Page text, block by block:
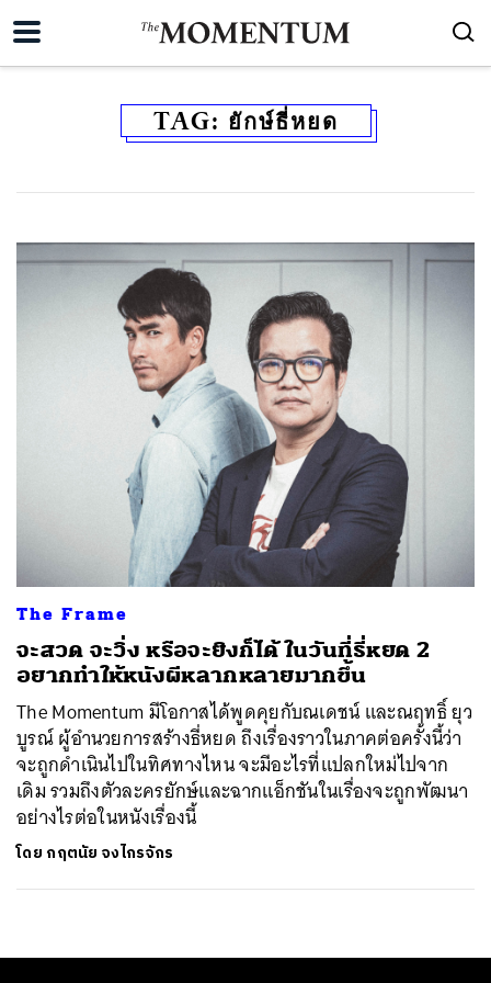
TAG: ยักษ์ธี่หยด
The Frame
จะสวด จะวิ่ง หรือจะยิงก็ได้ ในวันที่ธี่หยด 2
อยากทำให้หนังผีหลากหลายมากขึ้น
The Momentum มีโอกาสได้พูดคุยกับณเดชน์ และณฤทธิ์ ยุว
บูรณ์ ผู้อำนวยการสร้างธี่หยด ถึงเรื่องราวในภาคต่อครั้งนี้ว่า
จะถูกดำเนินไปในทิศทางไหน จะมีอะไรที่แปลกใหม่ไปจาก
เดิม รวมถึงตัวละครยักษ์และฉากแอ็กชันในเรื่องจะถูกพัฒนา
อย่างไรต่อในหนังเรื่องนี้
โดย กฤตนัย จงไกรจักร
SHARE TWEET LINE EMAIL